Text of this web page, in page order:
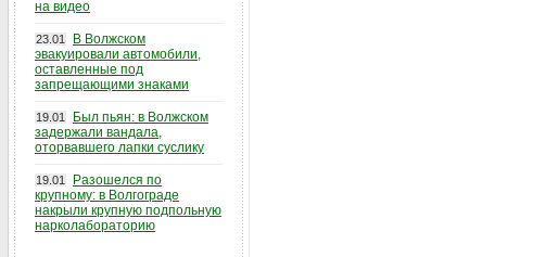
на видео
23.01
В Волжском
эвакуировали автомобили,
оставленные под
запрещающими знаками
19.01
Был пьян: в Волжском
задержали вандала,
оторвавшего лапки суслику
19.01
Разошелся по
крупному: в Волгограде
накрыли крупную подпольную
нарколабораторию